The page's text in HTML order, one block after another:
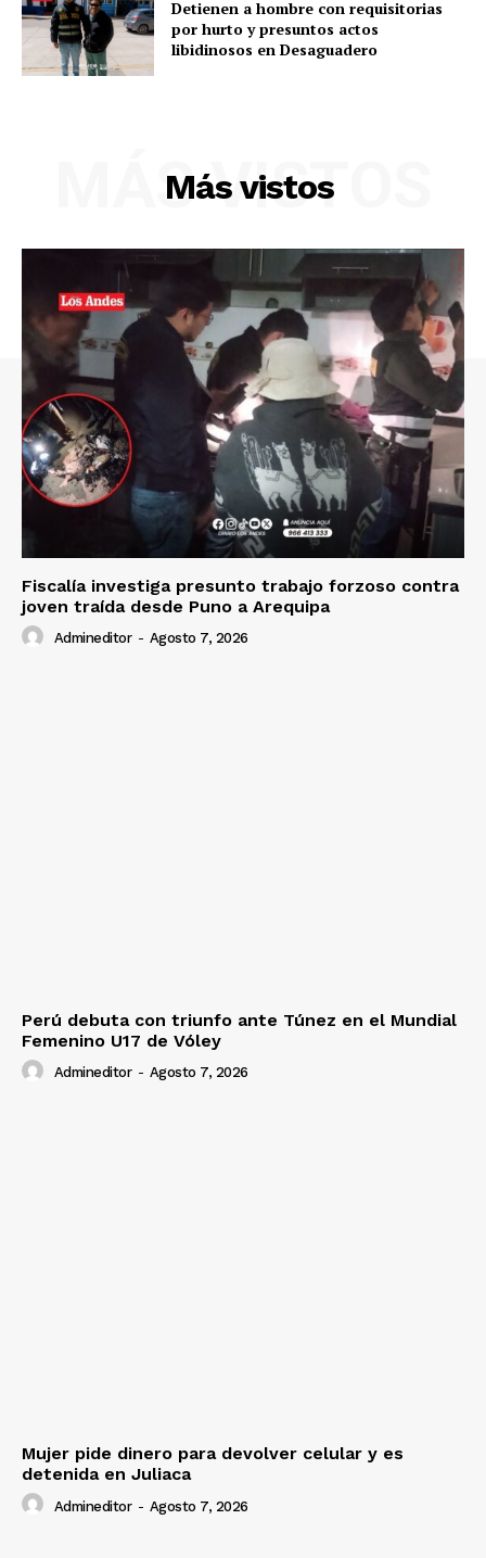
Diario los Andes
Nosotros
Contacto
Prensa
Detienen a hombre con requisitorias
por hurto y presuntos actos
libidinosos en Desaguadero
Más vistos
MÁS VISTOS
Fiscalía investiga presunto trabajo forzoso contra
joven traída desde Puno a Arequipa
Admineditor - Agosto 7, 2026
Perú debuta con triunfo ante Túnez en el Mundial
Femenino U17 de Vóley
Admineditor - Agosto 7, 2026
Mujer pide dinero para devolver celular y es
detenida en Juliaca
Admineditor - Agosto 7, 2026